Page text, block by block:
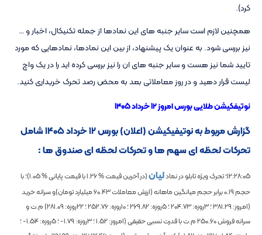
کرد).
همچنین لازم است سایر جنبه های این نمادها از جمله تکنیکال، اخبار و …
نیز بررسی شود. به عنوان یک پیشنهاد، از بین این نمادها، نمادهایی که مورد
تایید شما نیز هست و سایر جنبه های ان را نیز بررسی کرده اید را در یک واچ
لیست قرار دهید و در روز معاملاتی بعد به محض رصد تحرک خریداری کنید.
نوتیفکیشن طلایی بورس امروز ۱۲ خرداد ۱۴۰۵
گزارش مربوط به نوتیفیکیشن (اعلان) بورس ۱۲ خرداد ۱۴۰۵ شامل
تحرکات لحظه ای سهم ها و تحرکات لحظه ای صندوق ها :
12:28:05؛ تحرک ویژه تابلو در نمادلیان(در آخرین قیمت %1.26با قیمت پایانی %1.05)؛با
حجم0.19برابر حجم میانگین ماهانه(ارزش معاملات60.43میلیارد تومان)و سرانه خرید
(امروز:381.29؛ 3روزه: 204.73؛ 5روزه: 269.82؛ 10روزه: 252.76؛ 22روزه: 281.09) م.ت و
سرانه فروش250.60م.ت با قدرت نسبی حقیقی (امروز:1.52؛ 3روزه: -1.79؛ 5روزه: -1.54؛